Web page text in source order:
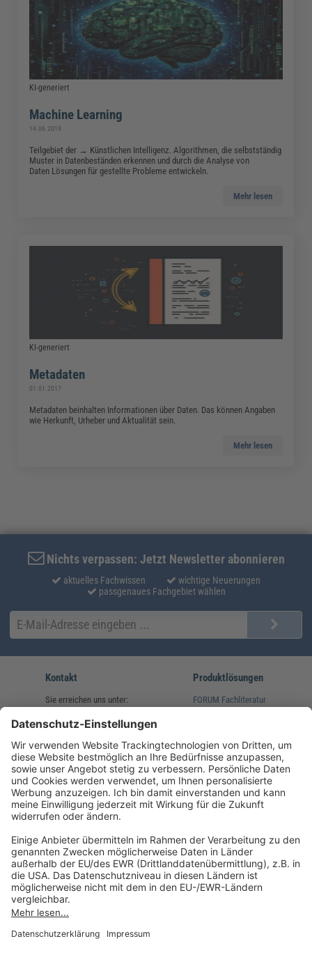
KI-generiert
Machine Learning
14.06.2019
Teilgebiet der → Künstlichen Intelligenz. Algorithmen, die selbstständig
Muster in Datenbeständen erkennen und durch die Analyse von
Daten Lösungen für gestellte Probleme entwickeln.
Mehr lesen
KI-generiert
Metadaten
01.01.2017
Metadaten beinhalten Informationen über Daten. Das können Angaben
wie Herkunft, Urheber und Aktualität sein.
Mehr lesen
Nichts verpassen: Jetzt Newsletter abonnieren
aktuelles Fachwissen
wichtige Neuerungen
passgenaues Fachgebiet wählen
Kontakt
Sie erreichen uns unter:
(08233) 38 11 23
service@forum-verlag.com
Mo-Do 07:30 - 17:00 Uhr
Fr 07:30 - 15:00 Uhr
Produktlösungen
FORUM Fachliteratur
Folgen Sie uns
Impressum
Datenschutz